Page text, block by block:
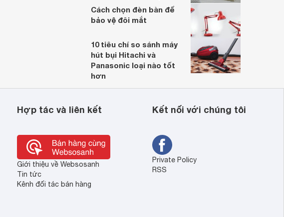
Cách chọn đèn bàn để
bảo vệ đôi mắt
10 tiêu chí so sánh máy
hút bụi Hitachi và
Panasonic loại nào tốt
hơn
Hợp tác và liên kết
Giới thiệu về Websosanh
Tin tức
Kênh đối tác bán hàng
Kết nối với chúng tôi
Private Policy
RSS